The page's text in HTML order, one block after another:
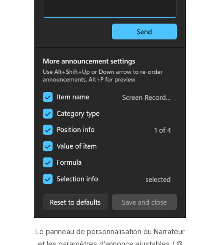
Le panneau de personnalisation du Narrateur